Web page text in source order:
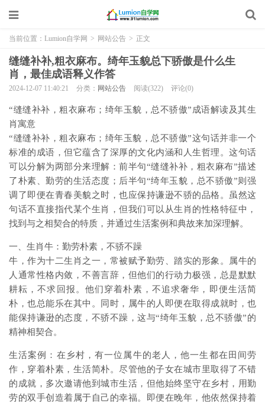
当前位置： Lumion自学网 > 网站公告 > 正文
缝缝补补,粗衣麻布。绮年玉貌总下骄傲是什么生
肖，最佳成语释义作答
2024-12-07 11:40:21 分类： 网站公告 阅读(322) 评论(0)
“缝缝补补，粗衣麻布；绮年玉貌，总不骄傲”成语解读及其生
肖寓意
“缝缝补补，粗衣麻布；绮年玉貌，总不骄傲”这句话并非一个
标准的成语，但它蕴含了深厚的文化内涵和人生哲理。这句话
可以分解为两部分来理解：前半句“缝缝补补，粗衣麻布”描述
了朴素、勤劳的生活态度；后半句“绮年玉貌，总不骄傲”则强
调了即便在青春美貌之时，也应保持谦逊不骄的品格。虽然这
句话不直接指代某个生肖，但我们可以从生肖的性格特征中，
找到与之相契合的特质，并通过生活案例和典故来加深理解。
一、生肖牛：勤劳朴素，不骄不躁
牛，作为十二生肖之一，常被赋予勤劳、踏实的形象。属牛的
人通常性格内敛，不善言辞，但他们的行动力极强，总是默默
耕耘，不求回报。他们穿着朴素，不追求奢华，即便生活简
朴，也总能乐在其中。同时，属牛的人即便在取得成就时，也
能保持谦逊的态度，不骄不躁，这与“绮年玉貌，总不骄傲”的
精神相契合。
生活案例：在乡村，有一位属牛的老人，他一生都在田间劳
作，穿着朴素，生活简朴。尽管他的子女在城市里取得了不错
的成就，多次邀请他到城市生活，但他始终坚守在乡村，用勤
劳的双手创造着属于自己的幸福。即便在晚年，他依然保持着